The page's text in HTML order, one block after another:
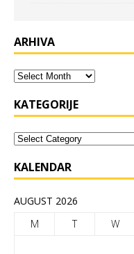
ARHIVA
KATEGORIJE
KALENDAR
AUGUST 2026
M
T W